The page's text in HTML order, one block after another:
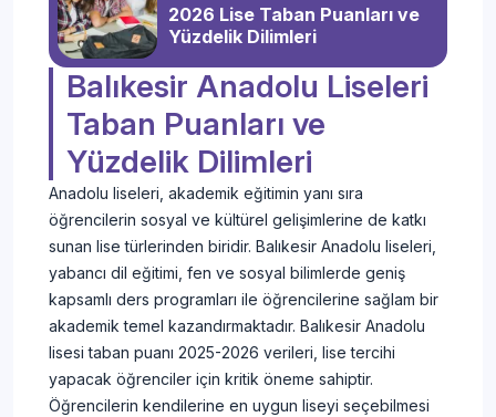
2026 Lise Taban Puanları ve
Yüzdelik Dilimleri
Balıkesir Anadolu Liseleri
Taban Puanları ve
Yüzdelik Dilimleri
Anadolu liseleri, akademik eğitimin yanı sıra
öğrencilerin sosyal ve kültürel gelişimlerine de katkı
sunan lise türlerinden biridir. Balıkesir Anadolu liseleri,
yabancı dil eğitimi, fen ve sosyal bilimlerde geniş
kapsamlı ders programları ile öğrencilerine sağlam bir
akademik temel kazandırmaktadır. Balıkesir Anadolu
lisesi taban puanı 2025-2026 verileri, lise tercihi
yapacak öğrenciler için kritik öneme sahiptir.
Öğrencilerin kendilerine en uygun liseyi seçebilmesi